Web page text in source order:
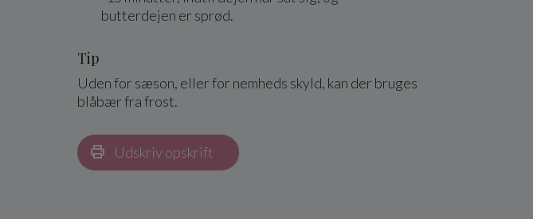
butterdejen er sprød.
Tip
Uden for sæson, eller for nemheds skyld, kan der bruges
blåbær fra frost.
Udskriv opskrift